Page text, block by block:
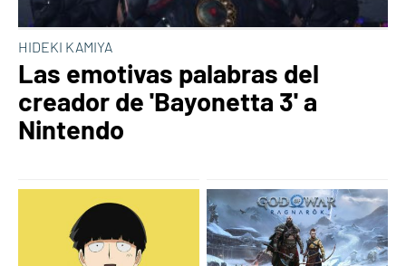
HIDEKI KAMIYA
Las emotivas palabras del
creador de 'Bayonetta 3' a
Nintendo